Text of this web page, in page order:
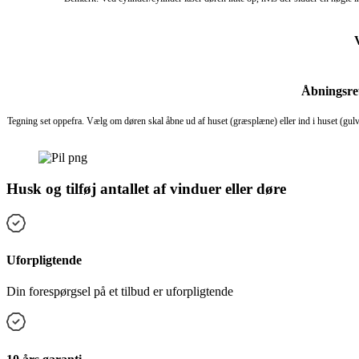
Tegning set oppefra. Vælg om døren skal åbne ud af huset (græsplæne) eller ind i huset
Husk og tilføj antallet af vinduer eller døre
Uforpligtende
Din forespørgsel på et tilbud er uforpligtende